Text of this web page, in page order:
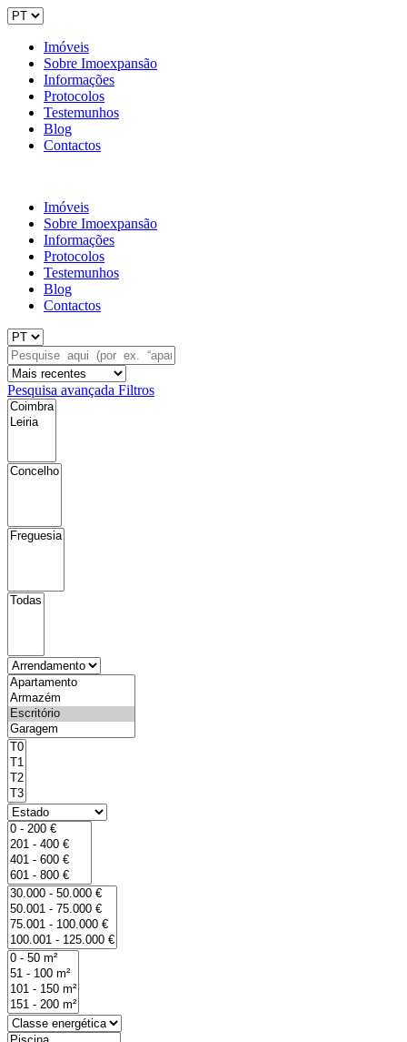
Imóveis
Sobre Imoexpansão
Informações
Protocolos
Testemunhos
Blog
Contactos
Imóveis
Sobre Imoexpansão
Informações
Protocolos
Testemunhos
Blog
Contactos
Pesquisa avançada Filtros